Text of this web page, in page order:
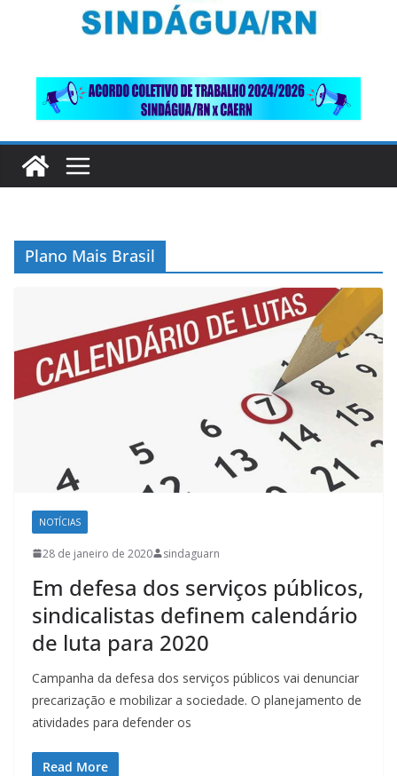
Plano Mais Brasil
NOTÍCIAS
28 de janeiro de 2020 sindaguarn
Em defesa dos serviços públicos,
sindicalistas definem calendário
de luta para 2020
Campanha da defesa dos serviços públicos vai denunciar
precarização e mobilizar a sociedade. O planejamento de
atividades para defender os
Read More